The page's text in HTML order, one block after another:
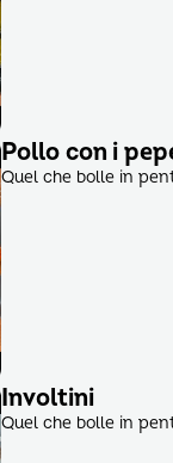
Pollo con i
Quel che bolle in
Involtini
Quel che bolle in